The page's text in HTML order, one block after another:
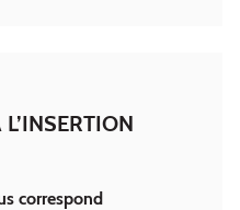
correspond